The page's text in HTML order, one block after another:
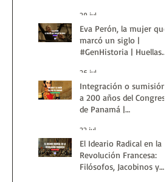
Historia
29 jul
Eva Perón, la mujer que
marcó un siglo |
#GenHistoria | Huellas
26 jul
Integración o sumisión:
a 200 años del Congreso
de Panamá |
as | Huellas de la
Historia
22 jul
El Ideario Radical en la
Revolución Francesa:
Filósofos, Jacobinos y